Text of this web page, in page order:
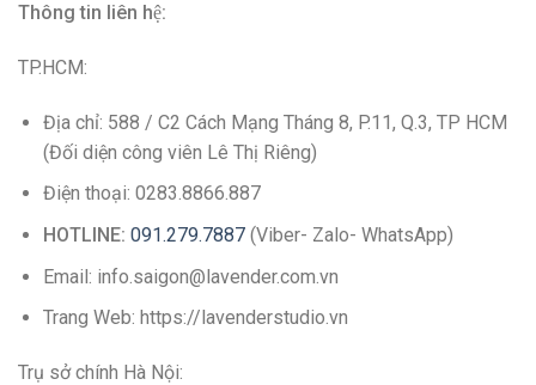
Thông tin liên hệ:
TP.HCM:
Địa chỉ: 588 / C2 Cách Mạng Tháng 8, P.11, Q.3, TP HCM
(Đối diện công viên Lê Thị Riêng)
Điện thoại: 0283.8866.887
HOTLINE: 091.279.7887(Viber- Zalo- WhatsApp)
Email: info.saigon@lavender.com.vn
Trang Web: https://lavenderstudio.vn
Trụ sở chính Hà Nội: